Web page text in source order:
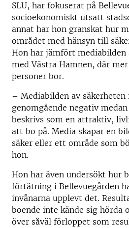
SLU, har fokuserat på
socioekonomiskt utsatt
annat har hon granskat hur
området med hänsyn till
Hon har jämfört mediabilden
med Västra Hamnen, där
personer bor.
– Mediabilden av säkerheten
genomgående negativ
beskrivs som en attraktiv,
att bo på. Media skapar en
säker eller ett område som
hon.
Hon har även undersökt hur
förtätning i Bellevuegården
invånarna upplevt det.
boende inte kände sig hörda
över såväl förloppet som